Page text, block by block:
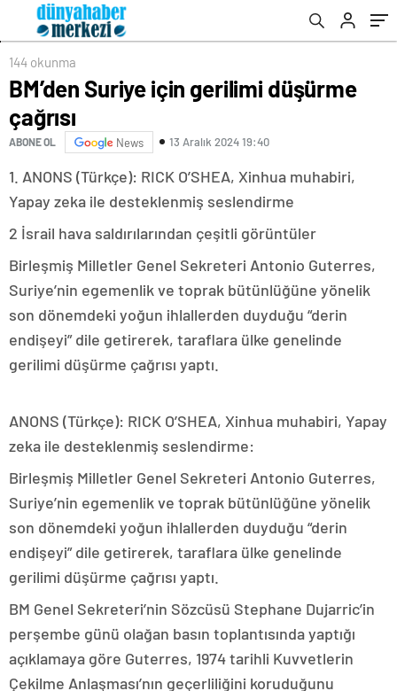
144 okunma
BM’den Suriye için gerilimi düşürme
çağrısı
ABONE OL News 13 Aralık 2024 19:40
1. ANONS (Türkçe): RICK O’SHEA, Xinhua muhabiri,
Yapay zeka ile desteklenmiş seslendirme
2 İsrail hava saldırılarından çeşitli görüntüler
Birleşmiş Milletler Genel Sekreteri Antonio Guterres,
Suriye’nin egemenlik ve toprak bütünlüğüne yönelik
son dönemdeki yoğun ihlallerden duyduğu “derin
endişeyi” dile getirerek, taraflara ülke genelinde
gerilimi düşürme çağrısı yaptı.
ANONS (Türkçe): RICK O’SHEA, Xinhua muhabiri, Yapay
zeka ile desteklenmiş seslendirme:
Birleşmiş Milletler Genel Sekreteri Antonio Guterres,
Suriye’nin egemenlik ve toprak bütünlüğüne yönelik
son dönemdeki yoğun ihlallerden duyduğu “derin
endişeyi” dile getirerek, taraflara ülke genelinde
gerilimi düşürme çağrısı yaptı.
BM Genel Sekreteri’nin Sözcüsü Stephane Dujarric’in
perşembe günü olağan basın toplantısında yaptığı
açıklamaya göre Guterres, 1974 tarihli Kuvvetlerin
Çekilme Anlaşması’nın geçerliliğini koruduğunu